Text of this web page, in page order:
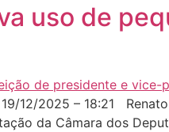
uso de
19/12/2025 – 18:21
da Câmara dos